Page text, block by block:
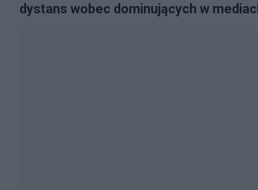
dystans wobec dominujących w